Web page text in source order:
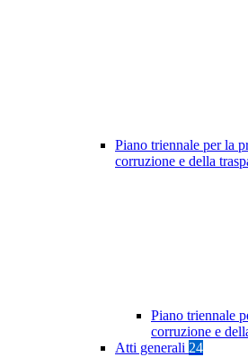
Piano triennale per la
corruzione e della
Piano triennale
corruzione e
Atti generali 24